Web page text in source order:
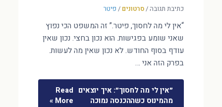
כתיבת תגובה/סרטונים / פיטר
“אין לי מה לחסוך, פיטר.” זה המשפט הכי נפוץ
שאני שומע בפגישות. הוא נכון בחצי. נכון שאין
עודף בסוף החודש. לא נכון שאין מה לעשות.
בפרק הזה אני …
״אין לי מה לחסוך״: איך יוצאים
מהמינוס כשההכנסה נמוכה
Read
More »